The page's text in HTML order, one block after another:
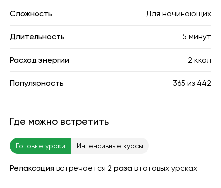
Сложность Для начинающих
Длительность 5 минут
Расход энергии 2 ккал
Популярность 365 из 442
Где можно встретить
Готовые уроки Интенсивные курсы
Релаксация встречается 2 раза в готовых уроках